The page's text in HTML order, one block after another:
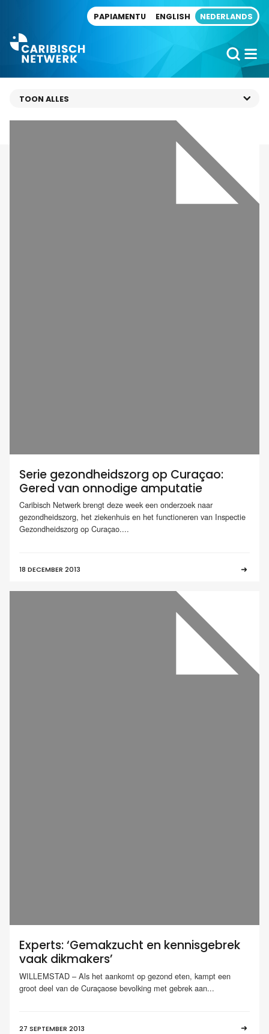
PAPIAMENTU ENGLISH NEDERLANDS
Serie gezondheidszorg op Curaçao:
Gered van onnodige amputatie
Caribisch Netwerk brengt deze week een onderzoek naar
gezondheidszorg, het ziekenhuis en het functioneren van Inspectie
Gezondheidszorg op Curaçao....
18 DECEMBER 2013
Experts: ‘Gemakzucht en kennisgebrek
vaak dikmakers’
WILLEMSTAD – Als het aankomt op gezond eten, kampt een
groot deel van de Curaçaose bevolking met gebrek aan...
27 SEPTEMBER 2013